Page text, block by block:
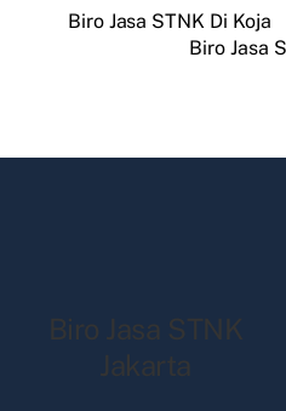
Biro Jasa STNK Di Koja
Biro Jasa
Biro Jasa STNK
Jakarta